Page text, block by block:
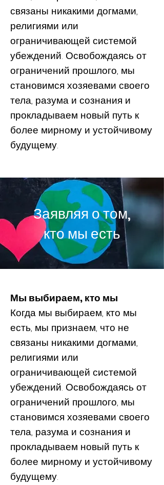
связаны никакими догмами,
религиями или
ограничивающей системой
убеждений. Освобождаясь от
ограничений прошлого, мы
становимся хозяевами своего
тела, разума и сознания и
прокладываем новый путь к
более мирному и устойчивому
будущему.
Заявляя о том,
кто мы есть
Мы выбираем, кто мы
Когда мы выбираем, кто мы
есть, мы признаем, что не
связаны никакими догмами,
религиями или
ограничивающей системой
убеждений. Освобождаясь от
ограничений прошлого, мы
становимся хозяевами своего
тела, разума и сознания и
прокладываем новый путь к
более мирному и устойчивому
будущему.